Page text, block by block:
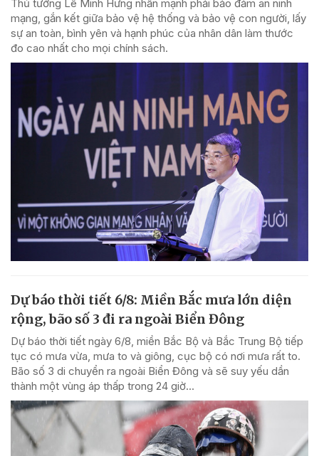
Thủ tướng Lê Minh Hưng nhấn mạnh phải bảo đảm an ninh
mạng, gắn kết giữa bảo vệ hệ thống và bảo vệ con người, lấy
sự an toàn, bình yên và hạnh phúc của nhân dân làm thước
đo cao nhất cho mọi chính sách.
Dự báo thời tiết 6/8: Miền Bắc mưa lớn diện
rộng, bão số 3 đi ra ngoài Biển Đông
Dự báo thời tiết ngày 6/8, miền Bắc Bộ và Bắc Trung Bộ tiếp
tục có mưa vừa, mưa to và giông, cục bộ có nơi mưa rất to.
Bão số 3 di chuyển ra ngoài Biển Đông và sẽ suy yếu dần
thành một vùng áp thấp trong 24 giờ...